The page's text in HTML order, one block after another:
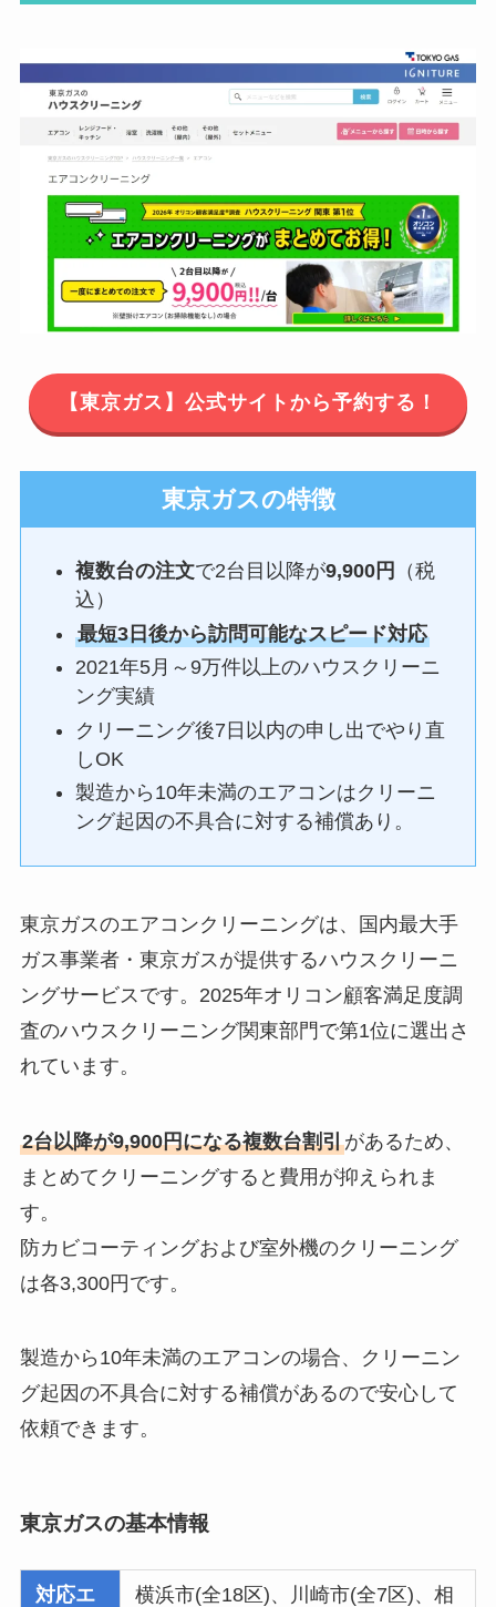
【東京ガス】公式サイトから予約する！
東京ガスの特徴
複数台の注文で2台目以降が9,900円
（税
込）
最短3日後から訪問可能なスピード対応
2021年5月～9万件以上のハウスクリーニ
ング実績
クリーニング後7日以内の申し出でやり直
しOK
製造から10年未満のエアコンはクリーニ
ング起因の不具合に対する補償あり。
東京ガスのエアコンクリーニングは、国内最大手
ガス事業者・東京ガスが提供するハウスクリーニ
ングサービスです。2025年オリコン顧客満足度調
査のハウスクリーニング関東部門で第1位に選出さ
れています。
2台以降が9,900円になる複数台割引があるため、
まとめてクリーニングすると費用が抑えられま
す。
防カビコーティングおよび室外機のクリーニング
は各3,300円です。
製造から10年未満のエアコンの場合、クリーニン
グ起因の不具合に対する補償があるので安心して
依頼できます。
東京ガスの基本情報
対応エ
横浜市(全18区)、川崎市(全7区)、相